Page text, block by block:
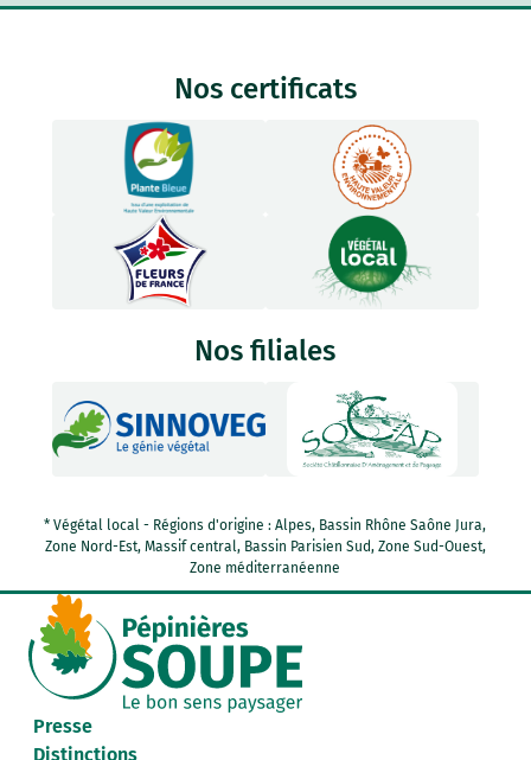
Nos certificats
Nos filiales
* Végétal local - Régions d'origine : Alpes, Bassin Rhône Saône Jura,
Zone Nord-Est, Massif central, Bassin Parisien Sud, Zone Sud-Ouest,
Zone méditerranéenne
Presse
Distinctions